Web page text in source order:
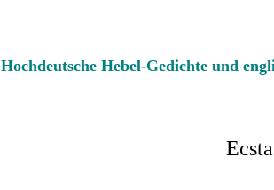
Hochdeutsche Hebel-Gedichte und